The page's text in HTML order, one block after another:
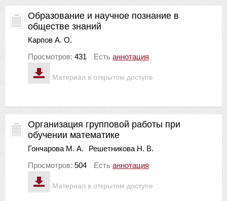
Материал в открытом доступе
Образование и научное познание в
обществе знаний
Карпов А. О.
Просмотров: 431 Есть аннотация
Материал в открытом доступе
Организация групповой работы при
обучении математике
Гончарова М. А.
Решетникова Н. В.
Просмотров: 504 Есть аннотация